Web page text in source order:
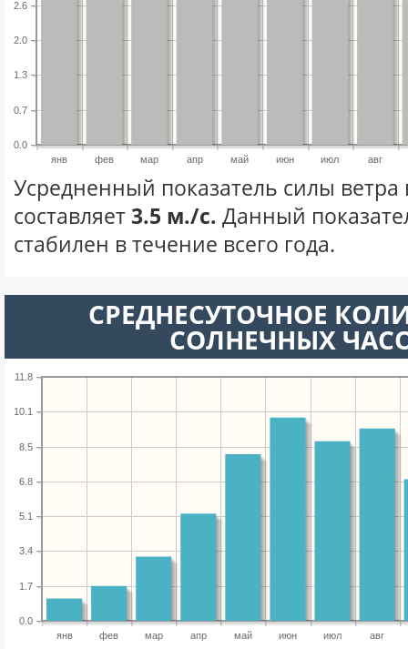
янв фев мар апр май июн июл авг
0.0
0.7
1.3
2.0
2.6
Усредненный показатель силы ветра
составляет3.5 м./с. Данный
стабилен в течение всего года.
СРЕДНЕСУТОЧНОЕ
СОЛНЕЧНЫХ
янв фев мар апр май июн июл авг
0.0
1.7
3.4
5.1
6.8
8.5
10.1
11.8